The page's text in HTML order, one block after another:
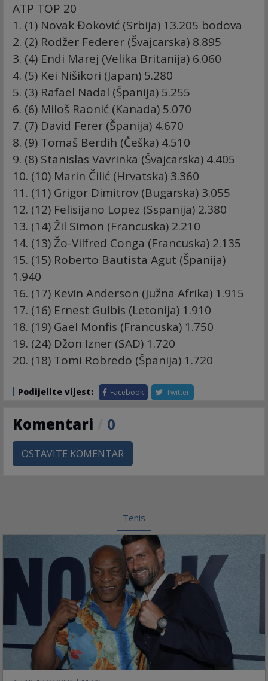
ATP TOP 20
1. (1) Novak Đoković (Srbija) 13.205 bodova
2. (2) Rodžer Federer (Švajcarska) 8.895
3. (4) Endi Marej (Velika Britanija) 6.060
4. (5) Kei Nišikori (Japan) 5.280
5. (3) Rafael Nadal (Španija) 5.255
6. (6) Miloš Raonić (Kanada) 5.070
7. (7) David Ferer (Španija) 4.670
8. (9) Tomaš Berdih (Češka) 4.510
9. (8) Stanislas Vavrinka (Švajcarska) 4.405
10. (10) Marin Čilić (Hrvatska) 3.360
11. (11) Grigor Dimitrov (Bugarska) 3.055
12. (12) Felisijano Lopez (Sspanija) 2.380
13. (14) Žil Simon (Francuska) 2.210
14. (13) Žo-Vilfred Conga (Francuska) 2.135
15. (15) Roberto Bautista Agut (Španija)
1.940
16. (17) Kevin Anderson (Južna Afrika) 1.915
17. (16) Ernest Gulbis (Letonija) 1.910
18. (19) Gael Monfis (Francuska) 1.750
19. (24) Džon Izner (SAD) 1.720
20. (18) Tomi Robredo (Španija) 1.720
Podijelite vijest: Facebook Twitter
Komentari 0
OSTAVITE KOMENTAR
Tenis